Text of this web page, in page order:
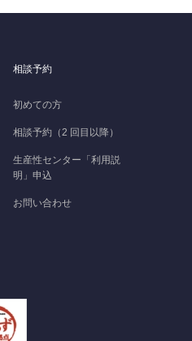
相談予約
初めての方
相談予約（2 回目以降）
生産性センター「利用説
明」申込
お問い合わせ